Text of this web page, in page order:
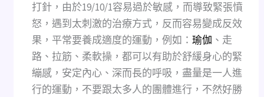
打針，由於19/10/1容易過於敏感，而導致緊張憤
怒，遇到太刺激的治療方式，反而容易變成反效
果，平常要養成適度的運動，例如： 瑜伽 、走
路、拉筋、柔軟操，都可以有助於舒緩身心的緊
繃感，安定內心、深而長的呼吸，盡量是一人進
行的運動，不要跟太多人的團體進行，不然好勝